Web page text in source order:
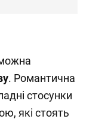
. Романтична
стосунки
які стоять